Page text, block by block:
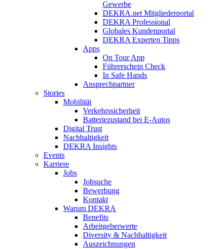
Gewerbe
DEKRA.net Mitgliederportal
DEKRA Professional
Globales Kundenportal
DEKRA Experten Tipps
Apps
On Tour App
Führerschein Check
In Safe Hands
Ansprechpartner
Stories
Mobilität
Verkehrssicherheit
Batteriezustand bei E-Autos
Digital Trust
Nachhaltigkeit
DEKRA Insights
Events
Karriere
Jobs
Jobsuche
Bewerbung
Kontakt
Warum DEKRA
Benefits
Arbeitgeberwerte
Diversity & Nachhaltigkeit
Auszeichnungen